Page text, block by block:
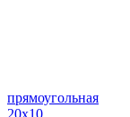
прямоугольная
20х10